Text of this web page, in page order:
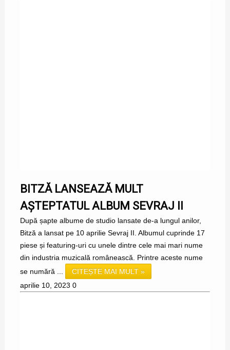
BITZĂ LANSEAZĂ MULT
AȘTEPTATUL ALBUM SEVRAJ II
După șapte albume de studio lansate de-a lungul anilor,
Bitză a lansat pe 10 aprilie Sevraj II. Albumul cuprinde 17
piese și featuring-uri cu unele dintre cele mai mari nume
din industria muzicală românească. Printre aceste nume
se numără ...
CITEȘTE MAI MULT »
aprilie 10, 2023 0